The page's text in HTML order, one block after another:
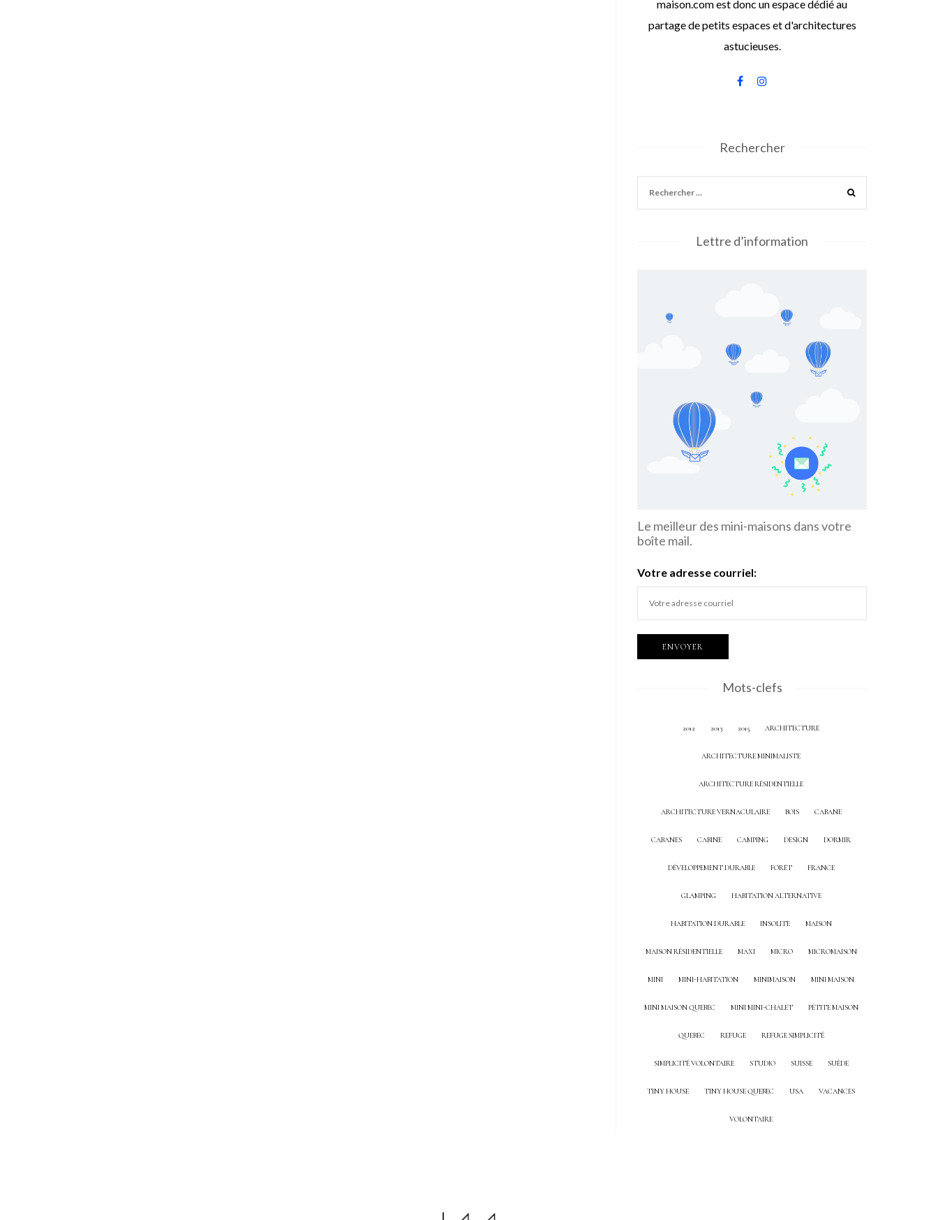
maison.com est donc un espace dédié au
partage de petits espaces et d'architectures
astucieuses.
Rechercher
Lettre d’information
Le meilleur des mini-maisons dans votre
boîte mail.
Votre adresse courriel:
Mots-clefs
2012 2013 2015 ARCHITECTURE
ARCHITECTURE MINIMALISTE
ARCHITECTURE RÉSIDENTIELLE
ARCHITECTURE VERNACULAIRE BOIS CABANE
CABANES CABINE CAMPING DESIGN DORMIR
DÉVELOPPEMENT DURABLE FORÊT FRANCE
GLAMPING HABITATION ALTERNATIVE
HABITATION DURABLE INSOLITE MAISON
MAISON RÉSIDENTIELLE MAXI MICRO MICROMAISON
MINI MINI-HABITATION MINIMAISON MINI MAISON
MINI MAISON QUEBEC MINI MINI-CHALET PETITE MAISON
QUEBEC REFUGE REFUGE SIMPLICITÉ
SIMPLICITÉ VOLONTAIRE STUDIO SUISSE SUÈDE
TINY HOUSE TINY HOUSE QUEBEC USA VACANCES
VOLONTAIRE